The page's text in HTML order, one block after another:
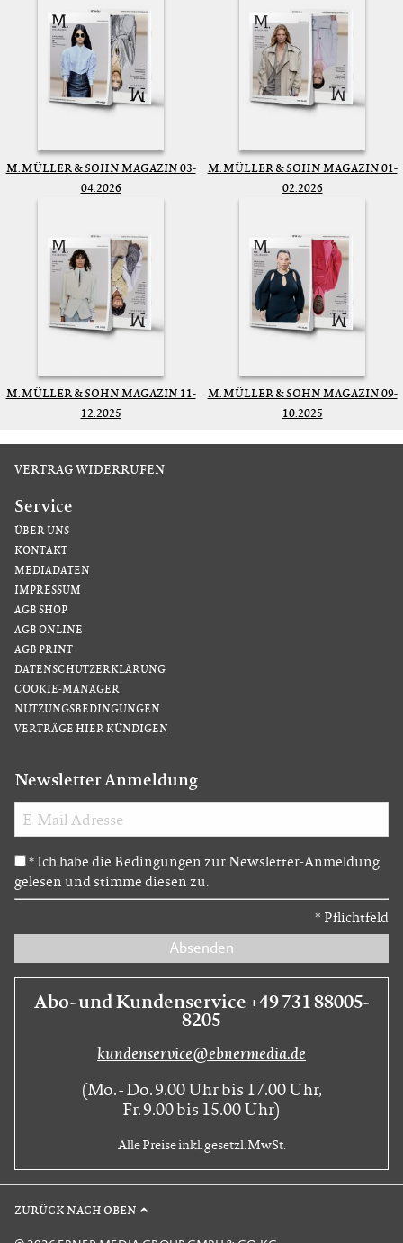
M. MÜLLER & SOHN MAGAZIN 03-
04.2026
M. MÜLLER & SOHN MAGAZIN 01-
02.2026
M. MÜLLER & SOHN MAGAZIN 11-
12.2025
M. MÜLLER & SOHN MAGAZIN 09-
10.2025
VERTRAG WIDERRUFEN
Service
ÜBER UNS
KONTAKT
MEDIADATEN
IMPRESSUM
AGB SHOP
AGB ONLINE
AGB PRINT
DATENSCHUTZERKLÄRUNG
COOKIE-MANAGER
NUTZUNGSBEDINGUNGEN
VERTRÄGE HIER KÜNDIGEN
Newsletter Anmeldung
* Ich habe die Bedingungen zur Newsletter-Anmeldung
gelesen und stimme diesen zu.
* Pflichtfeld
Absenden
Abo- und Kundenservice +49 731 88005-
8205
kundenservice@ebnermedia.de
(Mo. - Do. 9.00 Uhr bis 17.00 Uhr,
Fr. 9.00 bis 15.00 Uhr)
Alle Preise inkl. gesetzl. MwSt.
ZURÜCK NACH OBEN